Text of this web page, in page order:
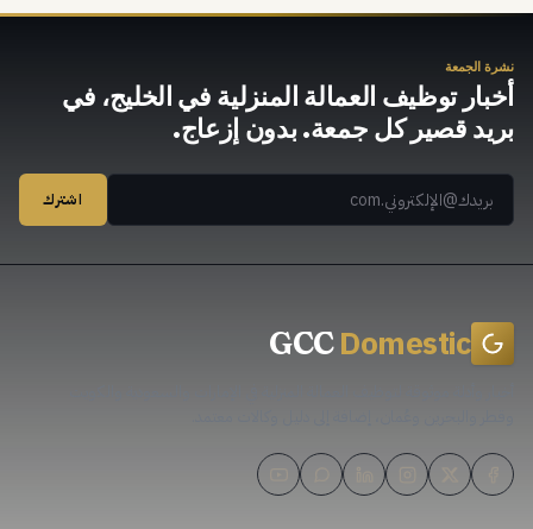
نشرة الجمعة
أخبار توظيف العمالة المنزلية في الخليج، في
بريد قصير كل جمعة. بدون إزعاج.
اشترك
GCCDomestic